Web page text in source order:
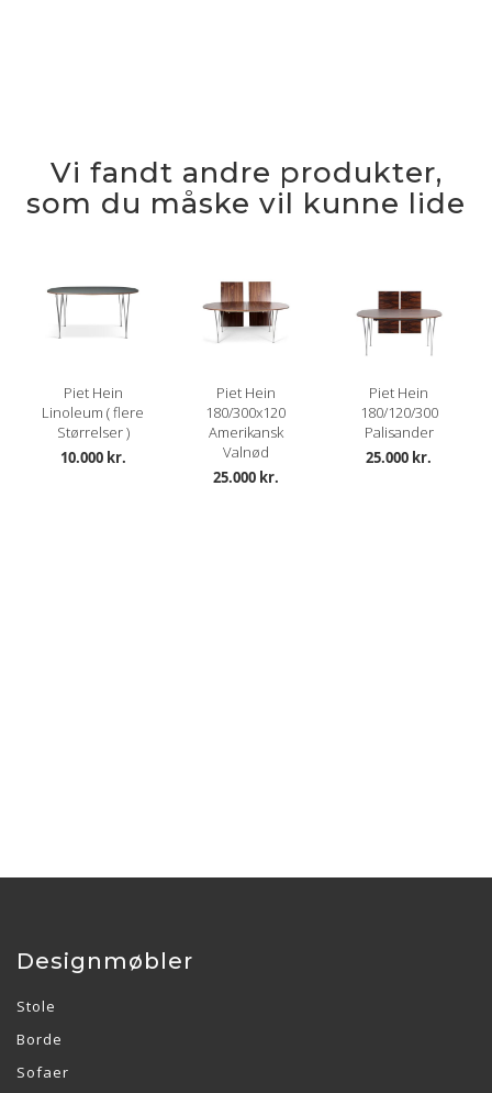
Vi fandt andre produkter,
som du måske vil kunne lide
Piet Hein
Linoleum ( flere
Størrelser )
10.000 kr.
Piet Hein
180/300x120
Amerikansk
Valnød
25.000 kr.
Piet Hein
180/120/300
Palisander
25.000 kr.
Designmøbler
Stole
Borde
Sofaer